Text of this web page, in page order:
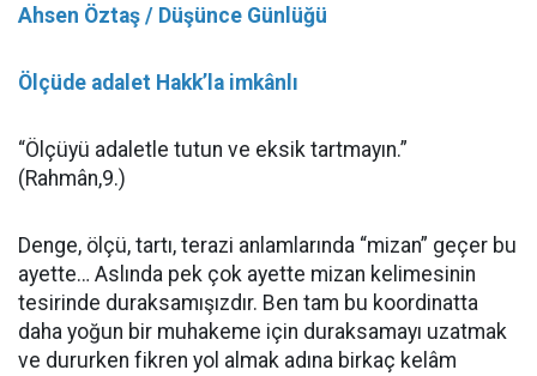
Ahsen Öztaş / Düşünce Günlüğü
Ölçüde adalet Hakk’la imkânlı
“Ölçüyü adaletle tutun ve eksik tartmayın.”
(Rahmân,9.)
Denge, ölçü, tartı, terazi anlamlarında “mizan” geçer bu
ayette… Aslında pek çok ayette mizan kelimesinin
tesirinde duraksamışızdır. Ben tam bu koordinatta
daha yoğun bir muhakeme için duraksamayı uzatmak
ve dururken fikren yol almak adına birkaç kelâm